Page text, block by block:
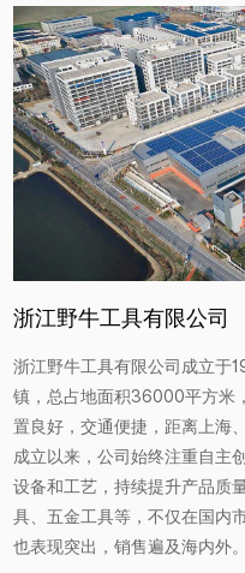
浙江野牛工具有限公司
浙江野牛工具有限公司成立于
镇，总占地面积36000平方米
置良好，交通便捷，距离上海
成立以来，公司始终注重自主
设备和工艺，持续提升产品质
具、五金工具等，不仅在国内
也表现突出，销售遍及海内外。